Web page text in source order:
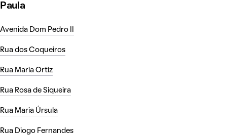
Paula
Avenida Dom Pedro II
Rua dos Coqueiros
Rua Maria Ortiz
Rua Rosa de Siqueira
Rua Maria Úrsula
Rua Diogo Fernandes